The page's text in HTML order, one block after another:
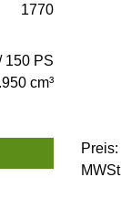
1770
150 PS
cm³
Preis: